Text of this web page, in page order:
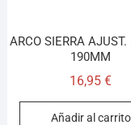
ARCO SIERRA
190MM
16,95€
Añadir al carrito